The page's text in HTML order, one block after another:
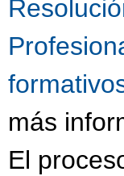
más
El